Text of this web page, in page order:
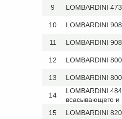
9 LOMBARDINI
10 LOMBARDINI
11 LOMBARDINI
12 LOMBARDINI
13 LOMBARDINI
14
LOMBARDINI
всасывающего и
15
LOMBARDINI